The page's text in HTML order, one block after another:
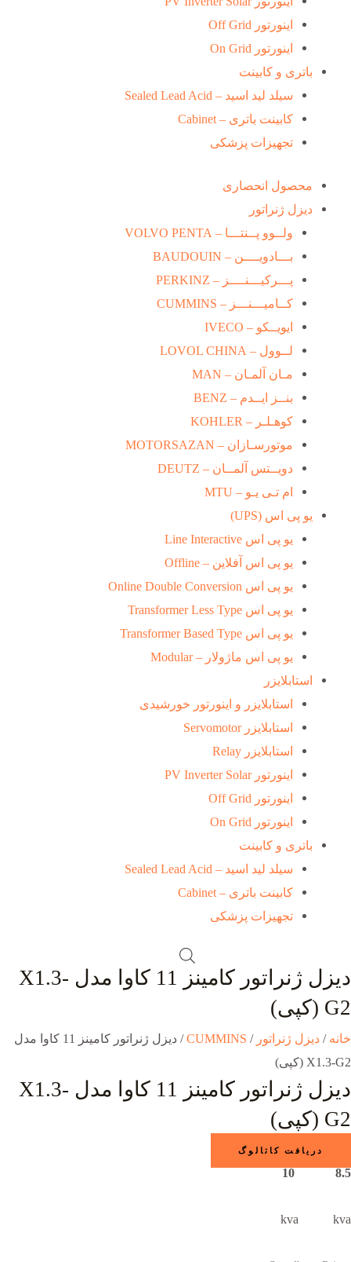
اینورتور Off Grid
اینورتور On Grid
باتری و کابینت
سیلد لید اسید – Sealed Lead Acid
کابینت باتری – Cabinet
تجهیزات پزشکی
محصول انحصاری
دیزل ژنراتور
ولــوو پــنتـــا – VOLVO PENTA
بـــادویــــن – BAUDOUIN
پـــرکیـــنــــز – PERKINZ
کــامیـــنـــز – CUMMINS
ایویــکو – IVECO
لــوول – LOVOL CHINA
مـان آلمـان – MAN
بنــز ایــدم – BENZ
کوهـلـر – KOHLER
موتورسـازان – MOTORSAZAN
دویــتس آلمــان – DEUTZ
ام تـی یـو – MTU
یو پی اس (UPS)
یو پی اس Line Interactive
یو پی اس آفلاین – Offline
یو پی اس Online Double Conversion
یو پی اس Transformer Less Type
یو پی اس Transformer Based Type
یو پی اس ماژولار – Modular
استابلایزر
استابلایزر و اینورتور خورشیدی
استابلایزر Servomotor
استابلایزر Relay
اینورتور PV Inverter Solar
اینورتور Off Grid
اینورتور On Grid
باتری و کابینت
سیلد لید اسید – Sealed Lead Acid
کابینت باتری – Cabinet
تجهیزات پزشکی
دیزل ژنراتور کامینز 11 کاوا مدل X1.3-
G2 (کپی)
خانه / دیزل ژنراتور /
CUMMINS
/ دیزل ژنراتور کامینز 11 کاوا مدل
X1.3-G2 (کپی)
دیزل ژنراتور کامینز 11 کاوا مدل X1.3-
G2 (کپی)
دریافت کاتالوگ
8.5 10
kva kva